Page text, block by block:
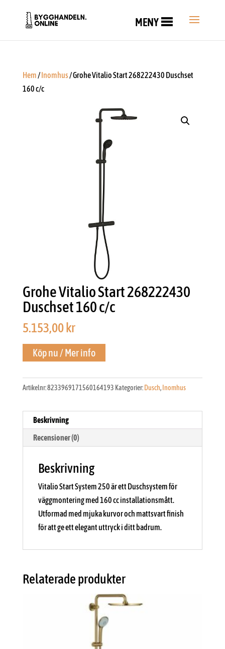
MENY
Hem/Inomhus/ Grohe Vitalio Start 268222430 Duschset
160 c/c
Grohe Vitalio Start 268222430
Duschset 160 c/c
5.153,00 kr
Köp nu / Mer info
Artikelnr:8233969171560164193 Kategorier: Dusch, Inomhus
Beskrivning
Recensioner (0)
Beskrivning
Vitalio Start System 250 är ett Duschsystem för
väggmontering med 160 cc installationsmått.
Utformad med mjuka kurvor och mattsvart finish
för att ge ett elegant uttryck i ditt badrum.
Relaterade produkter